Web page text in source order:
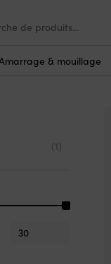
& mouillage
95
(1)